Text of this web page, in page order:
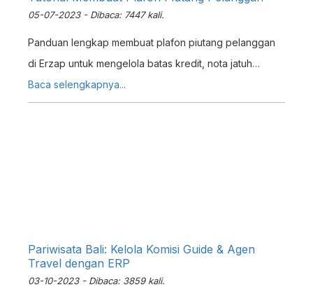
05-07-2023 - Dibaca: 7447 kali.
Panduan lengkap membuat plafon piutang pelanggan
di Erzap untuk mengelola batas kredit, nota jatuh
tempo, dan stabilitas kas bisnis Anda.
Baca selengkapnya...
Pariwisata Bali: Kelola Komisi Guide & Agen
Travel dengan ERP
03-10-2023 - Dibaca: 3859 kali.